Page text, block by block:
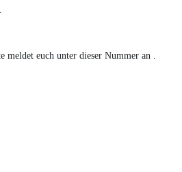
euch unter dieser Nummer an .